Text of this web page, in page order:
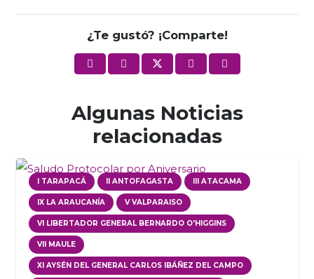
¿Te gustó? ¡Comparte!
Algunas Noticias
relacionadas
I TARAPACÁ II ANTOFAGASTA III ATACAMA
IX LA ARAUCANÍA V VALPARAISO
VI LIBERTADOR GENERAL BERNARDO O'HIGGINS
VII MAULE
XI AYSÉN DEL GENERAL CARLOS IBÁÑEZ DEL CAMPO